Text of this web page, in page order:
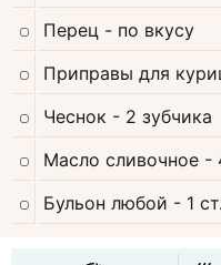
Перец - по вкусу
Приправы для
Чеснок - 2 зубчика
Масло сливочное -
Бульон любой - 1 ст.